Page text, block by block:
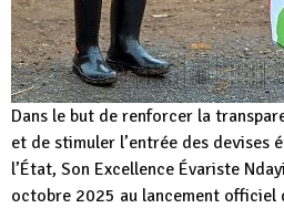
Dans le but de renforcer la
et de stimuler l’entrée des devises
l’État, Son Excellence Évariste
octobre 2025 au lancement officiel